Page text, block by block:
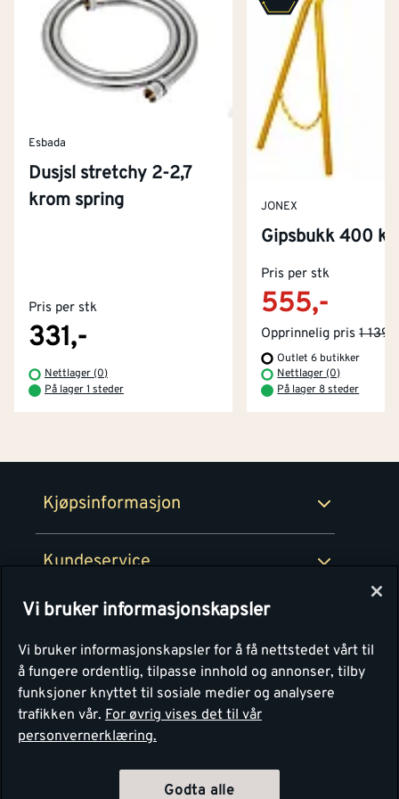
Esbada
Dusjsl stretchy 2-2,7
krom spring
Pris per stk
331,-
Nettlager (0)
På lager 1 steder
JONEX
Gipsbukk 400 kg
Pris per stk
555,-
Opprinnelig pris 1 139,-
Outlet 6 butikker
Nettlager (0)
På lager 8 steder
Kjøpsinformasjon
Kjøpsbetingelser
Retur- og angrerettsskjema
Kundeservice
Tjenester
Montér Klubb
Montér
Byggevarehus og åpningstider
Prismatch
Personvern
Vi bruker informasjonskapsler
Vi bruker informasjonskapsler for å få nettstedet vårt til
å fungere ordentlig, tilpasse innhold og annonser, tilby
funksjoner knyttet til sosiale medier og analysere
trafikken vår. For øvrig vises det til vår
personvernerklæring.
Godta alle